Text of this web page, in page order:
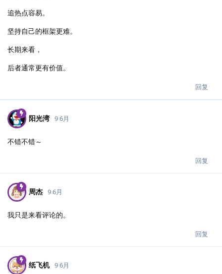
追热点容易。
坚持自己的框架更难。
长期来看，
后者通常更有价值。
回复
阳光湾 9 6月
不错不错～
回复
周杰 9 6月
我只是来看评论的。
回复
纸飞机 9 6月